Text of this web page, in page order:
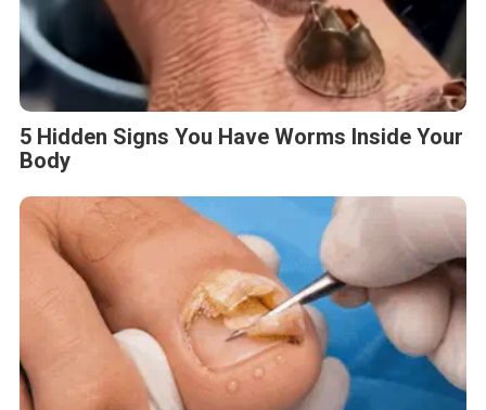
5 Hidden Signs You Have Worms Inside Your
Body